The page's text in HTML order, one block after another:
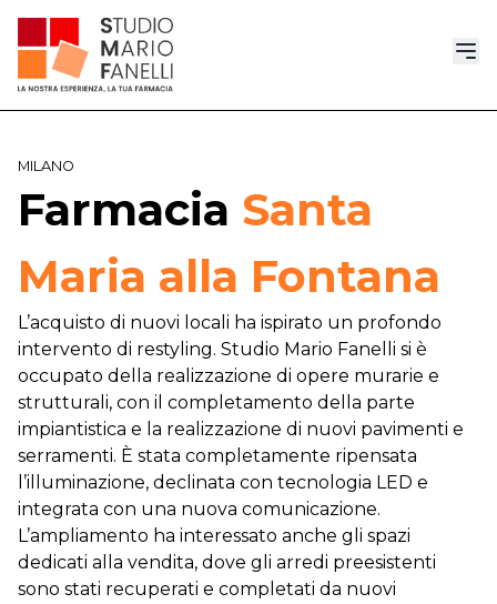
MILANO
Farmacia Santa
Maria alla Fontana
L’acquisto di nuovi locali ha ispirato un profondo
intervento di restyling. Studio Mario Fanelli si è
occupato della realizzazione di opere murarie e
strutturali, con il completamento della parte
impiantistica e la realizzazione di nuovi pavimenti e
serramenti. È stata completamente ripensata
l’illuminazione, declinata con tecnologia LED e
integrata con una nuova comunicazione.
L’ampliamento ha interessato anche gli spazi
dedicati alla vendita, dove gli arredi preesistenti
sono stati recuperati e completati da nuovi